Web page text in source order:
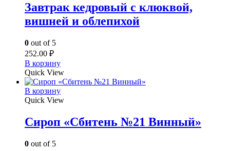
Завтрак кедровый с клюквой,
вишней и облепихой
0 out of 5
252.00 ₽
В корзину
Quick View
В корзину
Quick View
Сироп «Сбитень №21 Винный»
0 out of 5